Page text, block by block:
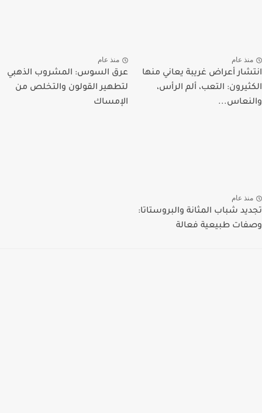
منذ عام
انتشار أعراض غريبة يعاني منها
الكثيرون: التعب، ألم الرأس،
والنعاس...
منذ عام
عرق السوس: المشروب الذهبي
لتطهير القولون والتخلص من
الإمساك
منذ عام
تجديد شباب المثانة والبروستاتا:
وصفات طبيعية فعالة